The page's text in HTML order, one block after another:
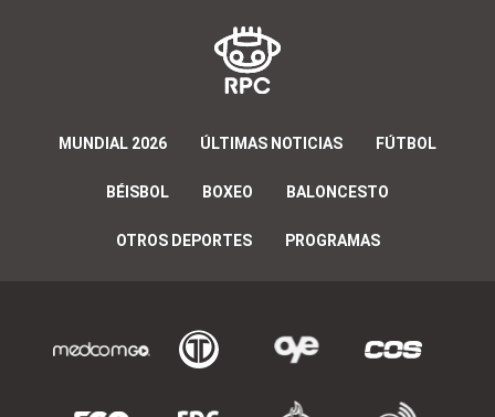
MUNDIAL 2026 ÚLTIMAS NOTICIAS FÚTBOL
BÉISBOL BOXEO BALONCESTO
OTROS DEPORTES PROGRAMAS